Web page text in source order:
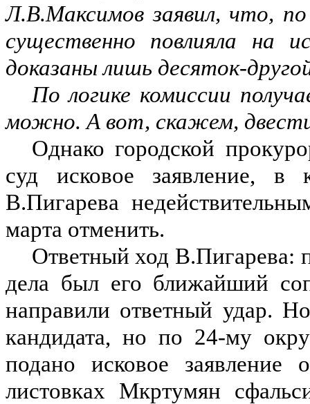
Л.В.Максимов заявил, что, по
существенно повлияла на
доказаны лишь десяток-
По логике комиссии
можно. А вот, скажем,
Однако городской
суд исковое заявление, в
В.Пигарева
марта отменить.
Ответный ход В.Пигарева:
дела был его ближайший
направили ответный удар.
кандидата, но по 24-му
подано исковое
листовках Мкртумян